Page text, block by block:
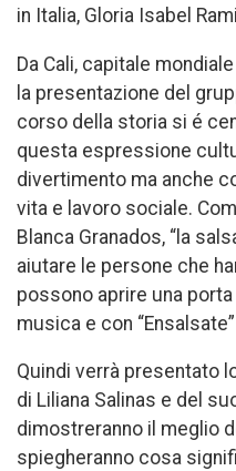
in Italia, Gloria Isabel
Da Cali, capitale
la presentazione del
corso della storia si é
questa espressione
divertimento ma anche
vita e lavoro sociale.
Blanca Granados, “la
aiutare le persone che
possono aprire una
musica e con
Quindi verrà presentato
di Liliana Salinas e del
dimostreranno il meglio
spiegheranno cosa